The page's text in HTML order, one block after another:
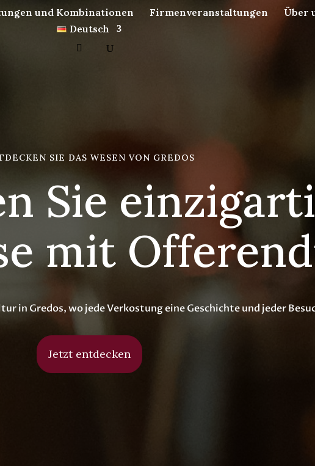
und Kombinationen Firmenveranstaltungen Über
Deutsch
SIE DAS WESEN VON GREDOS
Sie
mit
in Gredos, wo jede Verkostung eine Geschichte und jeder
Jetzt entdecken